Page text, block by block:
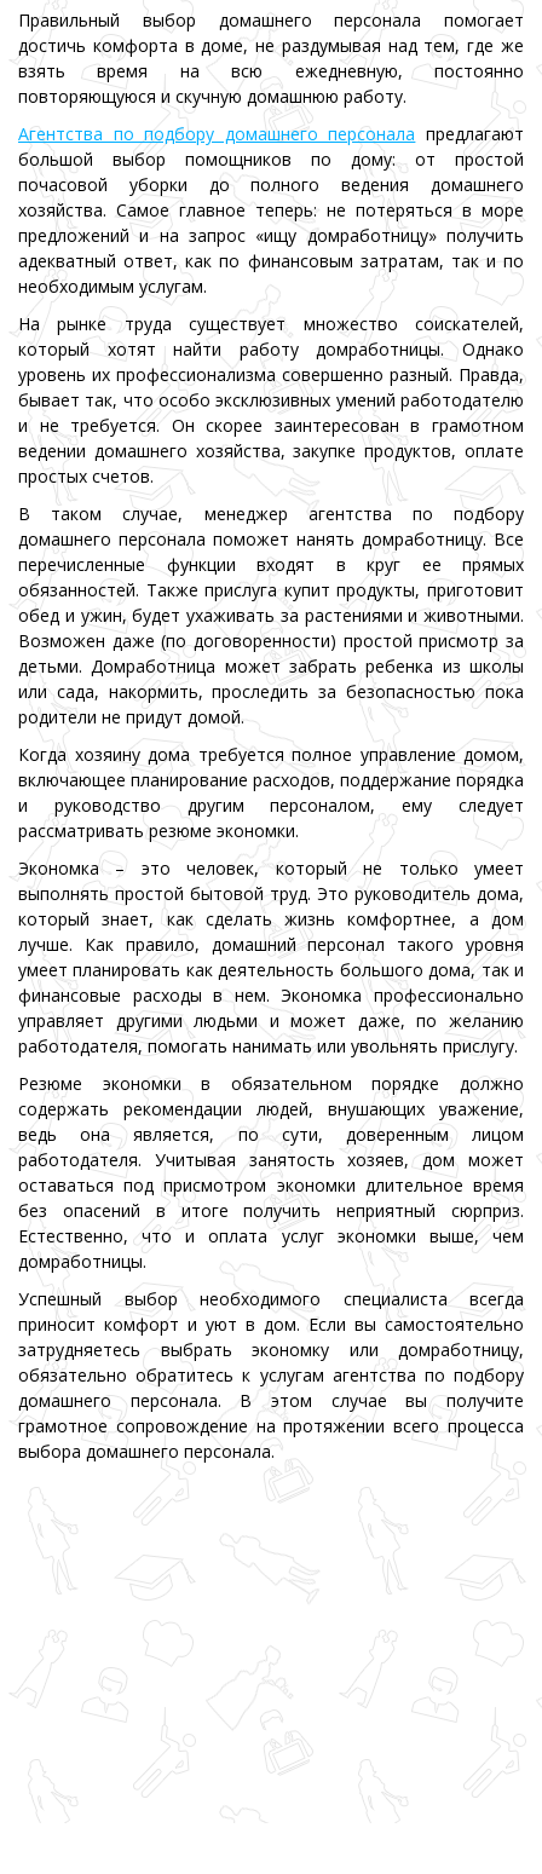
Правильный выбор домашнего персонала помогает
достичь комфорта в доме, не раздумывая над тем, где же
взять время на всю ежедневную, постоянно
повторяющуюся и скучную домашнюю работу.
Агентства по подбору домашнего персонала предлагают
большой выбор помощников по дому: от простой
почасовой уборки до полного ведения домашнего
хозяйства. Самое главное теперь: не потеряться в море
предложений и на запрос «ищу домработницу» получить
адекватный ответ, как по финансовым затратам, так и по
необходимым услугам.
На рынке труда существует множество соискателей,
который хотят найти работу домработницы. Однако
уровень их профессионализма совершенно разный. Правда,
бывает так, что особо эксклюзивных умений работодателю
и не требуется. Он скорее заинтересован в грамотном
ведении домашнего хозяйства, закупке продуктов, оплате
простых счетов.
В таком случае, менеджер агентства по подбору
домашнего персонала поможет нанять домработницу. Все
перечисленные функции входят в круг ее прямых
обязанностей. Также прислуга купит продукты, приготовит
обед и ужин, будет ухаживать за растениями и животными.
Возможен даже (по договоренности) простой присмотр за
детьми. Домработница может забрать ребенка из школы
или сада, накормить, проследить за безопасностью пока
родители не придут домой.
Когда хозяину дома требуется полное управление домом,
включающее планирование расходов, поддержание порядка
и руководство другим персоналом, ему следует
рассматривать резюме экономки.
Экономка – это человек, который не только умеет
выполнять простой бытовой труд. Это руководитель дома,
который знает, как сделать жизнь комфортнее, а дом
лучше. Как правило, домашний персонал такого уровня
умеет планировать как деятельность большого дома, так и
финансовые расходы в нем. Экономка профессионально
управляет другими людьми и может даже, по желанию
работодателя, помогать нанимать или увольнять прислугу.
Резюме экономки в обязательном порядке должно
содержать рекомендации людей, внушающих уважение,
ведь она является, по сути, доверенным лицом
работодателя. Учитывая занятость хозяев, дом может
оставаться под присмотром экономки длительное время
без опасений в итоге получить неприятный сюрприз.
Естественно, что и оплата услуг экономки выше, чем
домработницы.
Успешный выбор необходимого специалиста всегда
приносит комфорт и уют в дом. Если вы самостоятельно
затрудняетесь выбрать экономку или домработницу,
обязательно обратитесь к услугам агентства по подбору
домашнего персонала. В этом случае вы получите
грамотное сопровождение на протяжении всего процесса
выбора домашнего персонала.